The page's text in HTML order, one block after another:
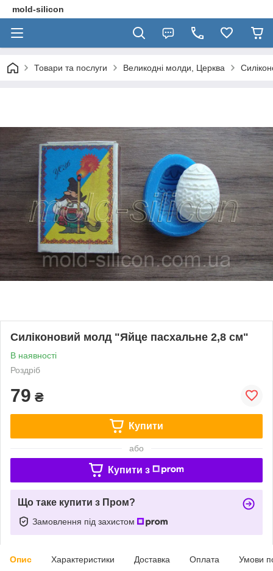
mold-silicon
Товари та послуги Великодні молди, Церква
Силіконовий молд "Яйце пасхальне 2,8 см"
В наявності
Роздріб
79 ₴
Купити
або
Купити з
Що таке купити з Пром?
Замовлення під захистом
Опис Характеристики Доставка Оплата Умови